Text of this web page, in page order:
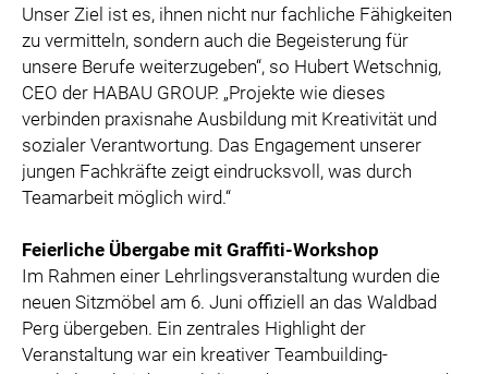
Unser Ziel ist es, ihnen nicht nur fachliche Fähigkeiten
zu vermitteln, sondern auch die Begeisterung für
unsere Berufe weiterzugeben“, so Hubert Wetschnig,
CEO der HABAU GROUP. „Projekte wie dieses
verbinden praxisnahe Ausbildung mit Kreativität und
sozialer Verantwortung. Das Engagement unserer
jungen Fachkräfte zeigt eindrucksvoll, was durch
Teamarbeit möglich wird.“
Feierliche Übergabe mit Graffiti-Workshop
Im Rahmen einer Lehrlingsveranstaltung wurden die
neuen Sitzmöbel am 6. Juni offiziell an das Waldbad
Perg übergeben. Ein zentrales Highlight der
Veranstaltung war ein kreativer Teambuilding-